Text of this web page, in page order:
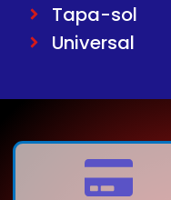
Tapa-sol
Universal